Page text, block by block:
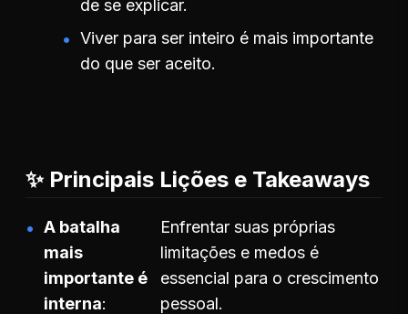
de se explicar.
Viver para ser inteiro é mais importante
do que ser aceito.
✨ Principais Lições e Takeaways
A batalha
mais
importante é
interna
Enfrentar suas próprias
limitações e medos é
essencial para o crescimento
pessoal.